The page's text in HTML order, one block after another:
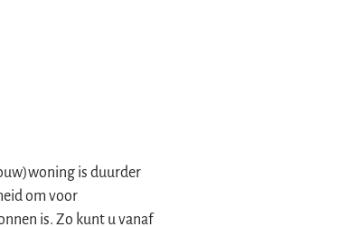
is duurder
om voor
is. Zo kunt u vanaf